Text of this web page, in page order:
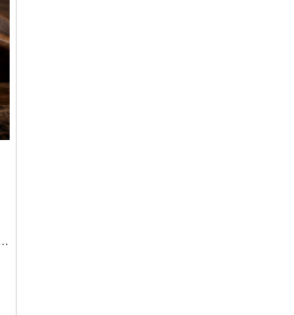
Pirinç Osmanlı Devlet Arması ve Göktürkçe Türk Yazılı